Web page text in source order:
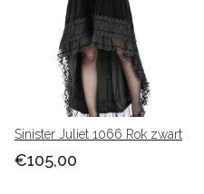
Sinister Juliet 1066 Rok zwart
€105,00